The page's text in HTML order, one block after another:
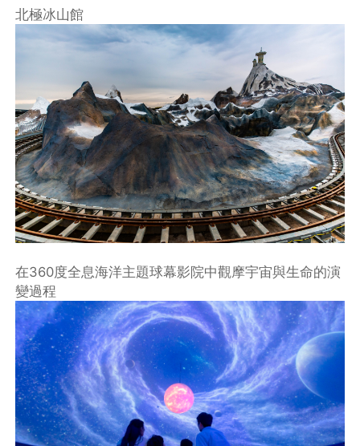
北極冰山館
在360度全息海洋主題球幕影院中觀摩宇宙與生命的演
變過程